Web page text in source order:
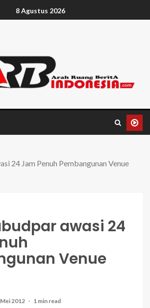
8 Agustus 2026
24 Jam Penuh Pembangunan Venue
awasi 24
Venue
2012 1 min read